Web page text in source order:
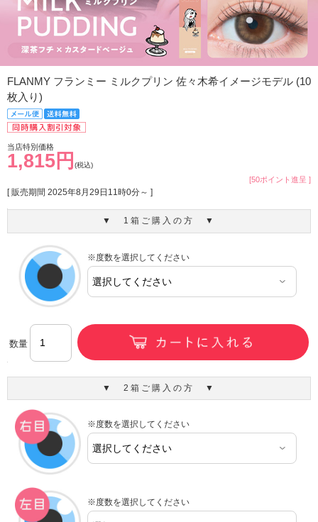
FLANMY フランミー ミルクプリン 佐々木希イメージモデル (10
枚入り)
当店特別価格
1,815円 (税込)
[50ポイント進呈 ]
[ 販売期間 2025年8月29日11時0分～ ]
▼ 1箱ご購入の方 ▼
※度数を選択してください
数量
▼ 2箱ご購入の方 ▼
※度数を選択してください
※度数を選択してください